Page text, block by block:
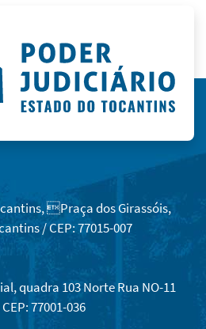
Praça dos Girassóis,
/ CEP: 77015-007
quadra 103 Norte Rua NO-11
77001-036